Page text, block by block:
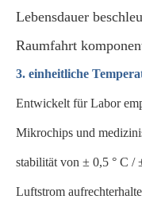
Lebensdauer
Raumfahrt
3. einheitliche
Entwickelt für Labor
Mikrochips und
stabilität von ± 0,5 ° C /
Luftstrom